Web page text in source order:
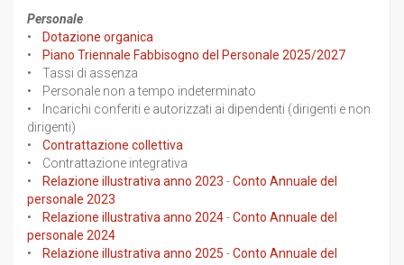
Personale
•
Dotazione organica
•
Piano Triennale Fabbisogno del Personale 2025/2027
• Tassi di assenza
• Personale non a tempo indeterminato
• Incarichi conferiti e autorizzati ai dipendenti (dirigenti e non
dirigenti)
• Contrattazione collettiva
• Contrattazione integrativa
•
Relazione illustrativa anno 2023 -Conto Annuale del
personale 2023
•
Relazione illustrativa anno 2024-Conto Annuale del
personale 2024
•
Relazione illustrativa anno 2025 -Conto Annuale del